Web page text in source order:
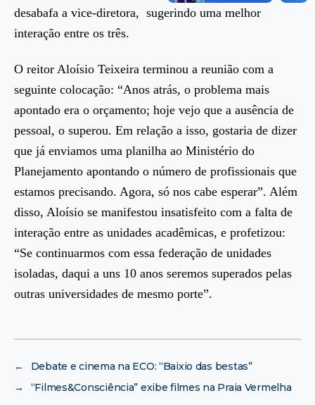
desabafa a vice-diretora, sugerindo uma melhor
interação entre os três.
O reitor Aloísio Teixeira terminou a reunião com a
seguinte colocação: “Anos atrás, o problema mais
apontado era o orçamento; hoje vejo que a ausência de
pessoal, o superou. Em relação a isso, gostaria de dizer
que já enviamos uma planilha ao Ministério do
Planejamento apontando o número de profissionais que
estamos precisando. Agora, só nos cabe esperar”. Além
disso, Aloísio se manifestou insatisfeito com a falta de
interação entre as unidades acadêmicas, e profetizou:
“Se continuarmos com essa federação de unidades
isoladas, daqui a uns 10 anos seremos superados pelas
outras universidades de mesmo porte”.
←
Debate e cinema na ECO: “Baixio das bestas”
→
“Filmes&Consciência” exibe filmes na Praia Vermelha